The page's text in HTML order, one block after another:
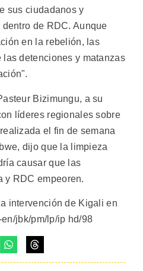
sus ciudadanos y
de RDC. Aunque
en la rebelión, las
detenciones y matanzas
Bizimungu, a su
líderes regionales sobre
el fin de semana
dijo que la limpieza
causar que las
y RDC empeoren.
intervención de Kigali en
jbk/pm/lp/ip hd/98